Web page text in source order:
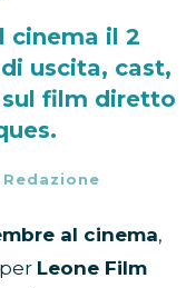
cinema il 2
uscita, cast,
film diretto
al cinema,
per Leone Film